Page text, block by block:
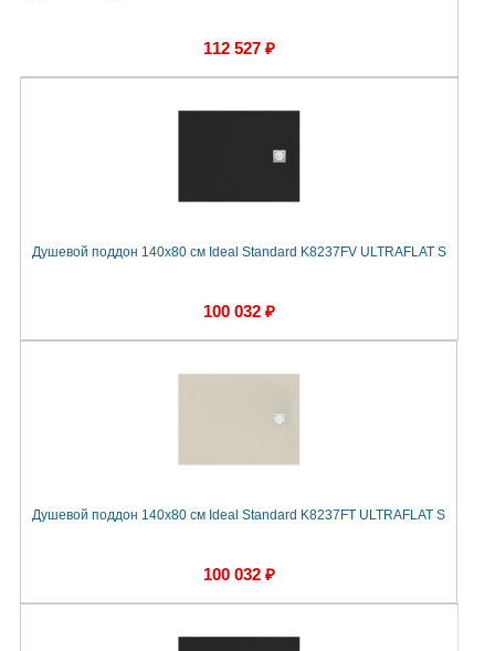
112 527 ₽
Душевой поддон 140х80 см Ideal Standard K8237FV ULTRAFLAT S
100 032 ₽
Душевой поддон 140х80 см Ideal Standard K8237FT ULTRAFLAT S
100 032 ₽